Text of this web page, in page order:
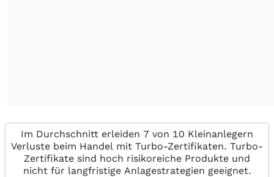
Im Durchschnitt erleiden 7 von 10 Kleinanlegern
Verluste beim Handel mit Turbo-Zertifikaten. Turbo-
Zertifikate sind hoch risikoreiche Produkte und
nicht für langfristige Anlagestrategien geeignet.